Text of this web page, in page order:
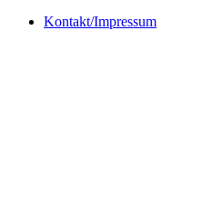
Kontakt/Impressum